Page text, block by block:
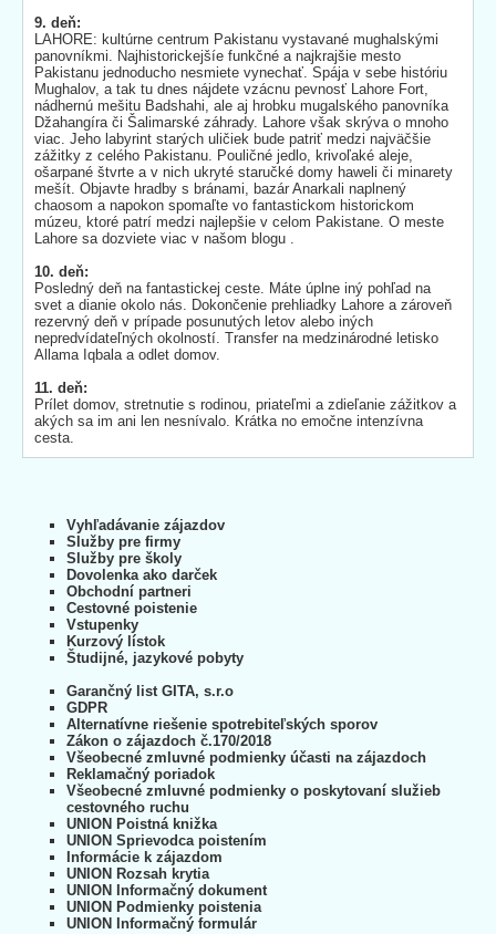
9. deň:
LAHORE: kultúrne centrum Pakistanu vystavané mughalskými
panovníkmi. Najhistorickejšíe funkčné a najkrajšie mesto
Pakistanu jednoducho nesmiete vynechať. Spája v sebe históriu
Mughalov, a tak tu dnes nájdete vzácnu pevnosť Lahore Fort,
nádhernú mešitu Badshahi, ale aj hrobku mugalského panovníka
Džahangíra či Šalimarské záhrady. Lahore však skrýva o mnoho
viac. Jeho labyrint starých uličiek bude patriť medzi najväčšie
zážitky z celého Pakistanu. Pouličné jedlo, krivoľaké aleje,
ošarpané štvrte a v nich ukryté staručké domy haweli či minarety
mešít. Objavte hradby s bránami, bazár Anarkali naplnený
chaosom a napokon spomaľte vo fantastickom historickom
múzeu, ktoré patrí medzi najlepšie v celom Pakistane. O meste
Lahore sa dozviete viac v našom blogu .
10. deň:
Posledný deň na fantastickej ceste. Máte úplne iný pohľad na
svet a dianie okolo nás. Dokončenie prehliadky Lahore a zároveň
rezervný deň v prípade posunutých letov alebo iných
nepredvídateľných okolností. Transfer na medzinárodné letisko
Allama Iqbala a odlet domov.
11. deň:
Prílet domov, stretnutie s rodinou, priateľmi a zdieľanie zážitkov a
akých sa im ani len nesnívalo. Krátka no emočne intenzívna
cesta.
Vyhľadávanie zájazdov
Služby pre firmy
Služby pre školy
Dovolenka ako darček
Obchodní partneri
Cestovné poistenie
Vstupenky
Kurzový lístok
Študijné, jazykové pobyty
Garančný list GITA, s.r.o
GDPR
Alternatívne riešenie spotrebiteľských sporov
Zákon o zájazdoch č.170/2018
Všeobecné zmluvné podmienky účasti na zájazdoch
Reklamačný poriadok
Všeobecné zmluvné podmienky o poskytovaní služieb
cestovného ruchu
UNION Poistná knižka
UNION Sprievodca poistením
Informácie k zájazdom
UNION Rozsah krytia
UNION Informačný dokument
UNION Podmienky poistenia
UNION Informačný formulár